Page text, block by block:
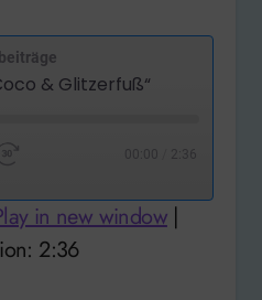
& Glitzerfuß“
Forward
00:00 2:36
in new window|
2:36